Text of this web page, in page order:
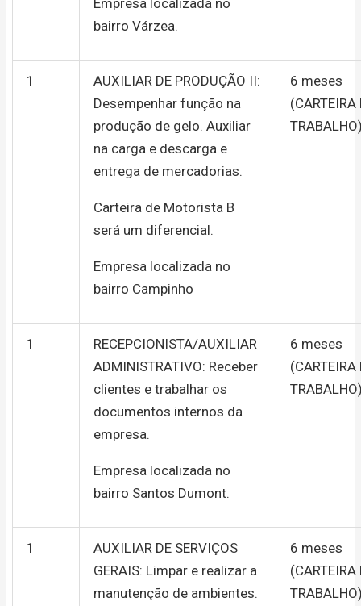
bairro Várzea.
1
AUXILIAR DE PRODUÇÃO II:
Desempenhar função na
produção de gelo. Auxiliar
na carga e descarga e
entrega de mercadorias.
Carteira de Motorista B
será um diferencial.
Empresa localizada no
bairro Campinho
6 meses
(CARTEIRA
1
RECEPCIONISTA/AUXILIAR
ADMINISTRATIVO: Receber
clientes e trabalhar os
documentos internos da
empresa.
Empresa localizada no
bairro Santos Dumont.
6 meses
(CARTEIRA
1
AUXILIAR DE SERVIÇOS
GERAIS: Limpar e realizar a
manutenção de ambientes.
6 meses
(CARTEIRA